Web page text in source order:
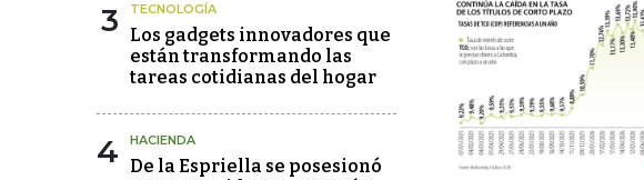
3 TECNOLOGÍA
Los gadgets innovadores que
están transformando las
tareas cotidianas del hogar
4 HACIENDA
De la Espriella se posesionó